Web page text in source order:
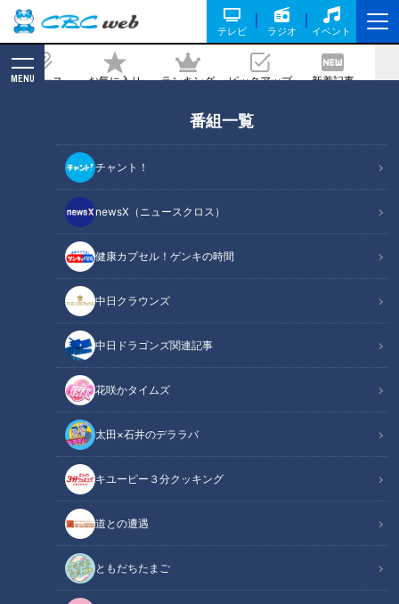
テレビ ラジオ イベント
ニュース お気に入り ランキング ピックアップ 新着記事
MENU
番組一覧
チャント！
newsX（ニュースクロス）
健康カプセル！ゲンキの時間
中日クラウンズ
中日ドラゴンズ関連記事
花咲かタイムズ
太田×石井のデララバ
キユーピー３分クッキング
道との遭遇
ともだちたまご
～旅人ながつの挑戦～』が4月から土曜
深夜に隔週放送！
2023/03/21 10:00
CBC web
「CBC web」からのお知らせ
＜番組紹介＞
CBCテレビの深夜バラエティー番組『ノブナガ』の中で放送